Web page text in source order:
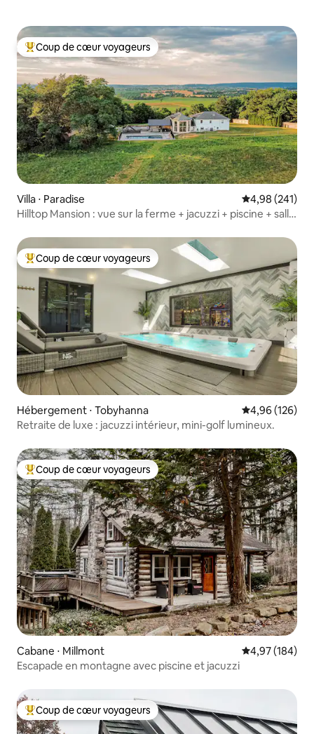
Coups de cœur voyageurs les plus appréciés
Coup de cœur voyageurs
Villa ⋅ Paradise Évaluation
4,98 (241)
Hilltop Mansion : vue sur la ferme + jacuzzi + piscine + salle
Coups de cœur voyageurs les plus appréciés
Coup de cœur voyageurs
Hébergement ⋅ Tobyhanna Évaluation
4,96 (126)
Retraite de luxe : jacuzzi intérieur, mini-golf lumineux.
Coups de cœur voyageurs les plus appréciés
Coup de cœur voyageurs
Cabane ⋅ Millmont Évaluation
4,97 (184)
Escapade en montagne avec piscine et jacuzzi
Coups de cœur voyageurs les plus appréciés
Coup de cœur voyageurs